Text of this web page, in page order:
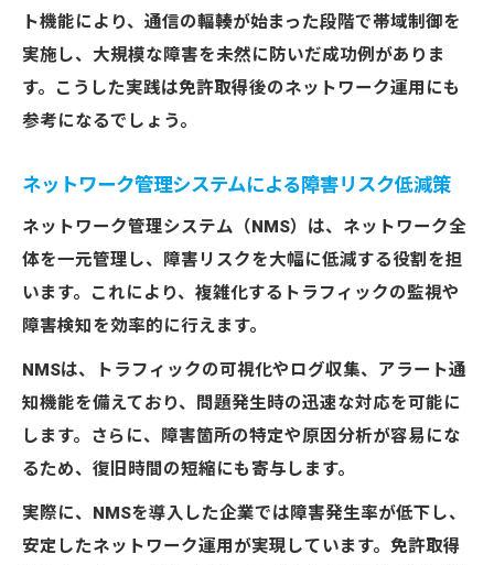
ト機能により、通信の輻輳が始まった段階で帯域制御を
実施し、大規模な障害を未然に防いだ成功例がありま
す。こうした実践は免許取得後のネットワーク運用にも
参考になるでしょう。
ネットワーク管理システムによる障害リスク低減策
ネットワーク管理システム（NMS）は、ネットワーク全
体を一元管理し、障害リスクを大幅に低減する役割を担
います。これにより、複雑化するトラフィックの監視や
障害検知を効率的に行えます。
NMSは、トラフィックの可視化やログ収集、アラート通
知機能を備えており、問題発生時の迅速な対応を可能に
します。さらに、障害箇所の特定や原因分析が容易にな
るため、復旧時間の短縮にも寄与します。
実際に、NMSを導入した企業では障害発生率が低下し、
安定したネットワーク運用が実現しています。免許取得